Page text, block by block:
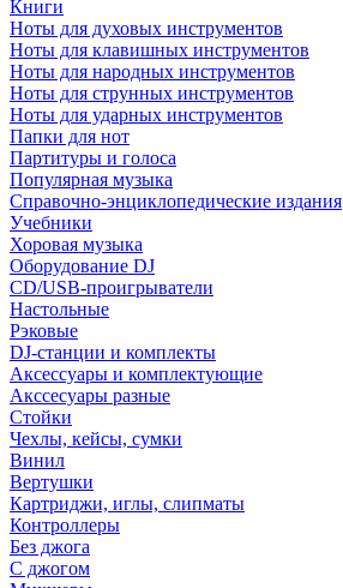
Книги
Ноты для духовых инструментов
Ноты для клавишных инструментов
Ноты для народных инструментов
Ноты для струнных инструментов
Ноты для ударных инструментов
Папки для нот
Партитуры и голоса
Популярная музыка
Справочно-энциклопедические издания
Учебники
Хоровая музыка
Оборудование DJ
CD/USB-проигрыватели
Настольные
Рэковые
DJ-станции и комплекты
Аксессуары и комплектующие
Акссесуары разные
Стойки
Чехлы, кейсы, сумки
Винил
Вертушки
Картриджи, иглы, слипматы
Контроллеры
Без джога
С джогом